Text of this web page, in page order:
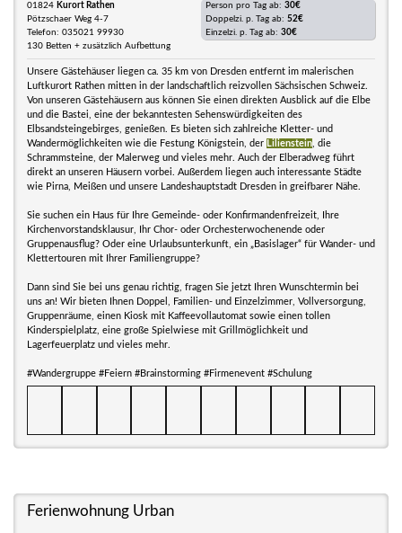
01824 Kurort Rathen
Pötzschaer Weg 4-7
Telefon: 035021 99930
130 Betten + zusätzlich Aufbettung
Person pro Tag ab: 30€
Doppelzi. p. Tag ab: 52€
Einzelzi. p. Tag ab: 30€
Unsere Gästehäuser liegen ca. 35 km von Dresden entfernt im malerischen
Luftkurort Rathen mitten in der landschaftlich reizvollen Sächsischen Schweiz.
Von unseren Gästehäusern aus können Sie einen direkten Ausblick auf die Elbe
und die Bastei, eine der bekanntesten Sehenswürdigkeiten des
Elbsandsteingebirges, genießen. Es bieten sich zahlreiche Kletter- und
Wandermöglichkeiten wie die Festung Königstein, der Lilienstein , die
Schrammsteine, der Malerweg und vieles mehr. Auch der Elberadweg führt
direkt an unseren Häusern vorbei. Außerdem liegen auch interessante Städte
wie Pirna, Meißen und unsere Landeshauptstadt Dresden in greifbarer Nähe.
Sie suchen ein Haus für Ihre Gemeinde- oder Konfirmandenfreizeit, Ihre
Kirchenvorstandsklausur, Ihr Chor- oder Orchesterwochenende oder
Gruppenausflug? Oder eine Urlaubsunterkunft, ein „Basislager“ für Wander- und
Klettertouren mit Ihrer Familiengruppe?
Dann sind Sie bei uns genau richtig, fragen Sie jetzt Ihren Wunschtermin bei
uns an! Wir bieten Ihnen Doppel, Familien- und Einzelzimmer, Vollversorgung,
Gruppenräume, einen Kiosk mit Kaffeevollautomat sowie einen tollen
Kinderspielplatz, eine große Spielwiese mit Grillmöglichkeit und
Lagerfeuerplatz und vieles mehr.
#Wandergruppe #Feiern #Brainstorming #Firmenevent #Schulung
Ferienwohnung Urban